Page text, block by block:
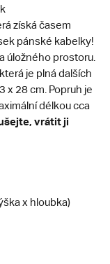
získá časem
pánské kabelky!
úložného prostoru.
je plná dalších
x 28 cm. Popruh je
délkou cca
vrátit ji
x hloubka)